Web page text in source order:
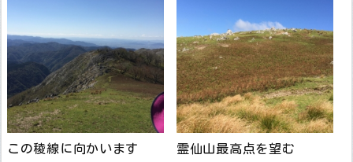
この稜線に向かいます 霊仙山最高点を望む